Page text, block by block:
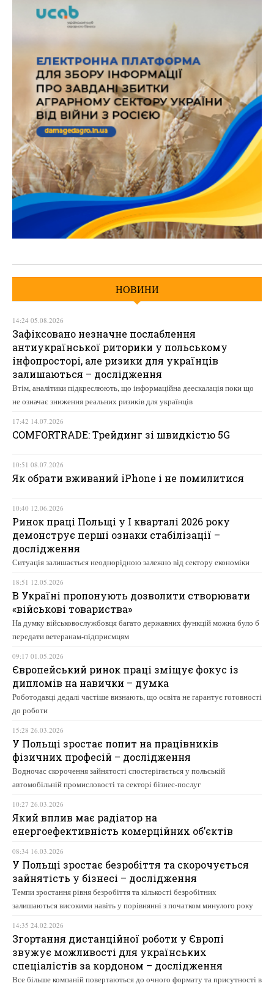
НОВИНИ
14:24 05.08.2026
Зафіксовано незначне послаблення
антиукраїнської риторики у польському
інфопросторі, але ризики для українців
залишаються – дослідження
Втім, аналітики підкреслюють, що інформаційна деескалація поки що
не означає зниження реальних ризиків для українців
17:42 14.07.2026
COMFORTRADE: Трейдинг зі швидкістю 5G
10:51 08.07.2026
Як обрати вживаний iPhone і не помилитися
10:40 12.06.2026
Ринок праці Польщі у І кварталі 2026 року
демонструє перші ознаки стабілізації –
дослідження
Ситуація залишається неоднорідною залежно від сектору економіки
18:51 12.05.2026
В Україні пропонують дозволити створювати
«військові товариства»
На думку військовослужбовця багато державних функцій можна було б
передати ветеранам-підприємцям
09:17 01.05.2026
Європейський ринок праці зміщує фокус із
дипломів на навички – думка
Роботодавці дедалі частіше визнають, що освіта не гарантує готовності
до роботи
15:28 26.03.2026
У Польщі зростає попит на працівників
фізичних професій – дослідження
Водночас скорочення зайнятості спостерігається у польській
автомобільній промисловості та секторі бізнес-послуг
10:27 26.03.2026
Який вплив має радіатор на
енергоефективність комерційних об’єктів
08:34 16.03.2026
У Польщі зростає безробіття та скорочується
зайнятість у бізнесі – дослідження
Темпи зростання рівня безробіття та кількості безробітних
залишаються високими навіть у порівнянні з початком минулого року
14:35 24.02.2026
Згортання дистанційної роботи у Європі
звужує можливості для українських
спеціалістів за кордоном – дослідження
Все більше компаній повертаються до очного формату та присутності в